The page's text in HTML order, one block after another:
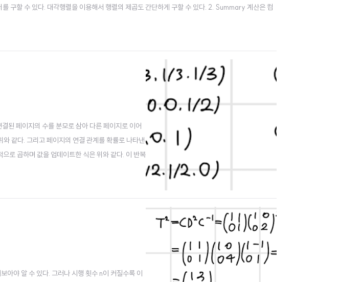
할 수 있다. 대각행렬을 이용해서 행렬의 제곱도 간단하게 구할 수 있다. 2. Summary 계산은 컴
페이지의 수를 분모로 삼아 다른 페이지로 이어
같다. 그리고 페이지의 연결 관계를 확률로 나타낸
로 곱하며 값을 업데이트한 식은 위와 같다. 이 반복
야 알 수 있다. 그러나 시행 횟수 n이 커질수록 이